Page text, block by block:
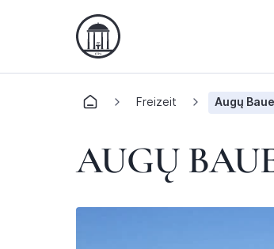
Freizeit Augų
AUGŲ